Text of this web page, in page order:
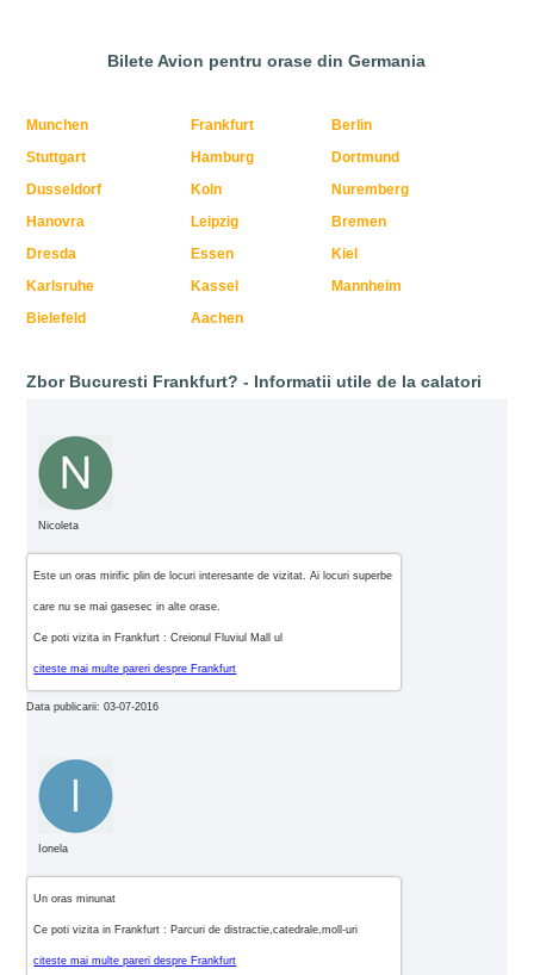
Bilete Avion pentru orase din Germania
Munchen Frankfurt
Berlin
Stuttgart
Hamburg
Dortmund
Dusseldorf
Koln
Nuremberg
Hanovra
Leipzig
Bremen
Dresda
Essen
Kiel
Karlsruhe
Kassel
Mannheim
Bielefeld
Aachen
Zbor Bucuresti Frankfurt? - Informatii utile de la calatori
Nicoleta
Este un oras mirific plin de locuri interesante de vizitat. Ai locuri superbe
care nu se mai gasesec in alte orase.
Ce poti vizita in Frankfurt : Creionul Fluviul Mall ul
citeste mai multe pareri despre Frankfurt
Data publicarii: 03-07-2016
Ionela
Un oras minunat
Ce poti vizita in Frankfurt : Parcuri de distractie,catedrale,moll-uri
citeste mai multe pareri despre Frankfurt